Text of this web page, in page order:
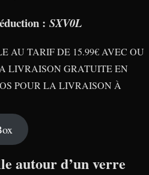
: SXV0L
AU TARIF DE 15.99€ AVEC OU
LIVRAISON GRATUITE EN
POUR LA LIVRAISON À
autour d’un verre